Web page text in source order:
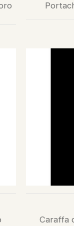
Caraffa